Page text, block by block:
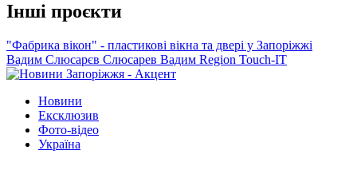
Інші проєкти
"Фабрика вікон" - пластикові вікна та двері у Запоріжжі
Вадим Слюсарєв Слюсарев Вадим Region Touch-IT
Новини
Ексклюзив
Фото-відео
Україна